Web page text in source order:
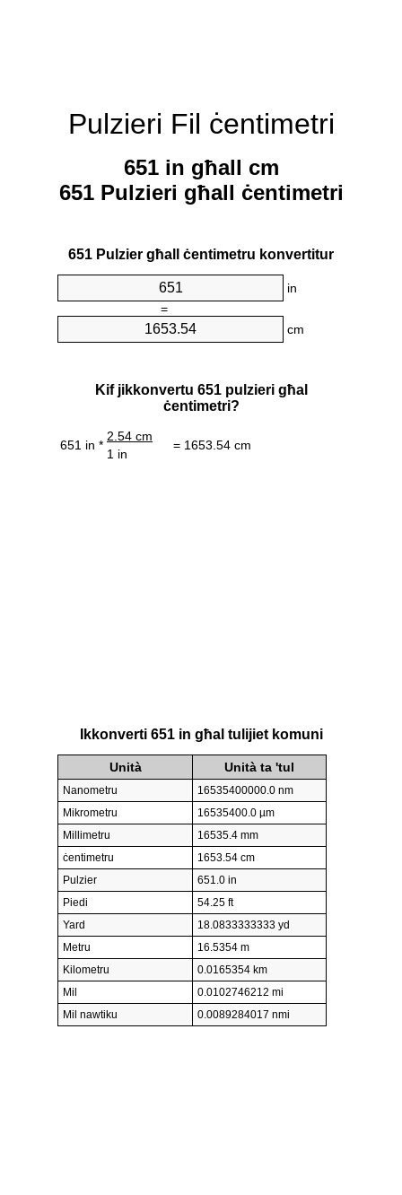
Pulzieri Fil ċentimetri
651 in għall cm
651 Pulzieri għall ċentimetri
651 Pulzier għall ċentimetru konvertitur
in
=
cm
Kif jikkonvertu 651 pulzieri għal
ċentimetri?
651 in *
2.54 cm
= 1653.54 cm
1 in
Ikkonverti 651 in għal tulijiet komuni
Unità Unità ta 'tul
Nanometru
16535400000.0 nm
Mikrometru
16535400.0 µm
Millimetru
16535.4 mm
ċentimetru
1653.54 cm
Pulzier
651.0 in
Piedi
54.25 ft
Yard
18.0833333333 yd
Metru
16.5354 m
Kilometru
0.0165354 km
Mil
0.0102746212 mi
Mil nawtiku
0.0089284017 nmi